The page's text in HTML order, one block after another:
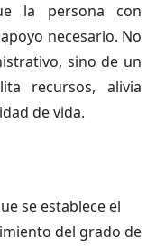
la persona con
necesario. No
sino de un
recursos, alivia
de vida.
se establece el
del grado de